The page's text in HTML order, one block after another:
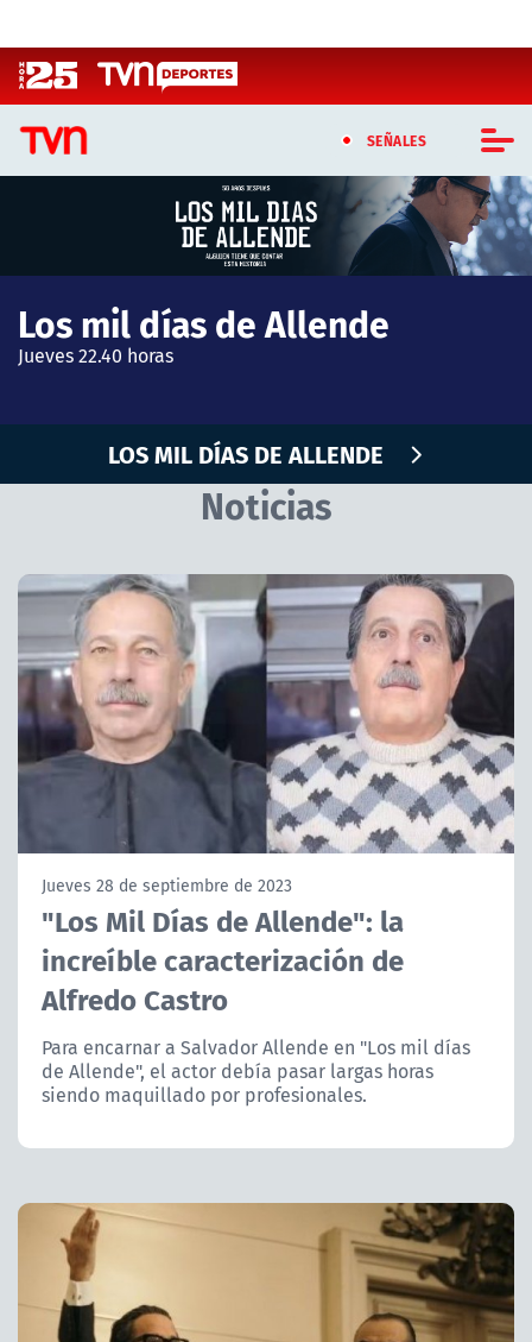
SEÑALES
CASTING MASTERCHEF CHILE
CASTING TVN VERTICAL
TVN VERTICAL
PROGRAMAS
ACTUALIDAD Y TENDENCIAS
CORPORATIVO Y TRANSPARENCIA
CANAL DE DENUNCIAS
ÁREA DE PROYECTOS
Los mil días de Allende
Jueves 22.40 horas
LOS MIL DÍAS DE ALLENDE
Noticias
Jueves 28 de septiembre de 2023
"Los Mil Días de Allende": la
increíble caracterización de
Alfredo Castro
Para encarnar a Salvador Allende en "Los mil días
de Allende", el actor debía pasar largas horas
siendo maquillado por profesionales.